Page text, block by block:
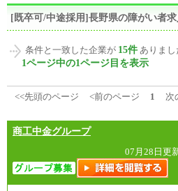
[既卒可/中途採用]長野県の障がい者
条件と一致した企業が 15件 ありまし
1ページ中の1ページ目を表示
<<先頭のページ
<前のページ 1 次
商工中金グループ
07月28日更